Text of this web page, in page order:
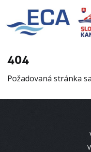
404
Požadovaná stránka